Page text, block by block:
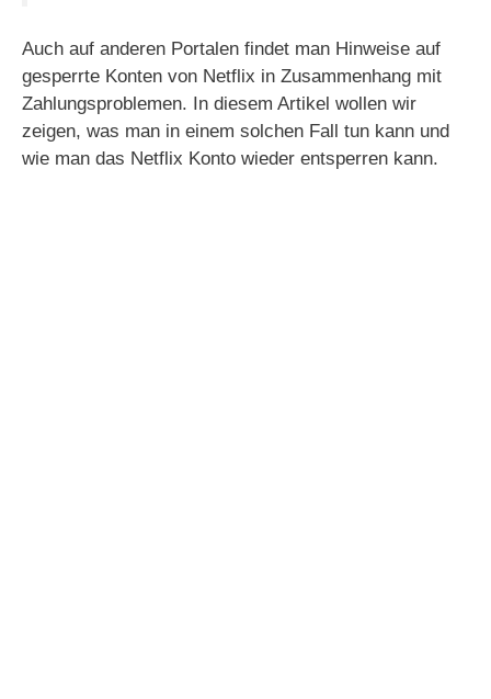
Auch auf anderen Portalen findet man Hinweise auf
gesperrte Konten von Netflix in Zusammenhang mit
Zahlungsproblemen. In diesem Artikel wollen wir
zeigen, was man in einem solchen Fall tun kann und
wie man das Netflix Konto wieder entsperren kann.